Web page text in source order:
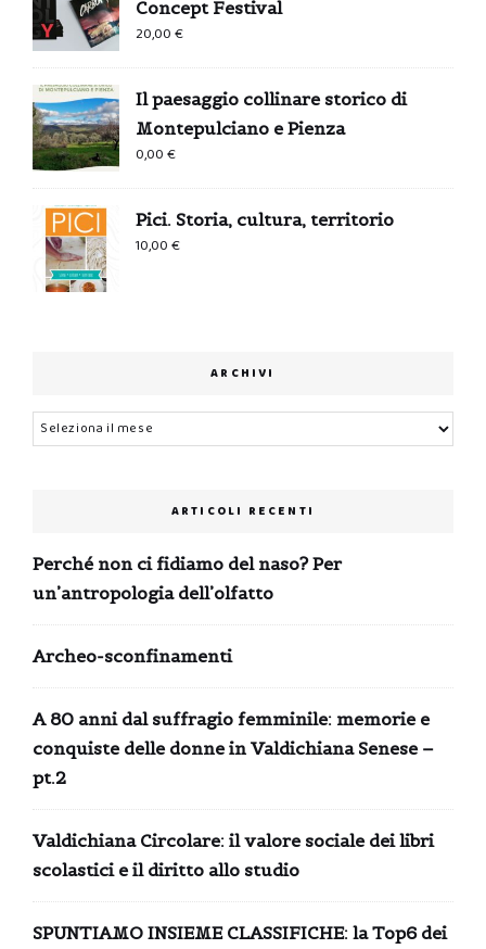
Concept Festival
20,00€
Il paesaggio collinare storico di
Montepulciano e Pienza
0,00€
Pici. Storia, cultura, territorio
10,00€
ARCHIVI
Archivi
ARTICOLI RECENTI
Perché non ci fidiamo del naso? Per
un’antropologia dell’olfatto
Archeo-sconfinamenti
A 80 anni dal suffragio femminile: memorie e
conquiste delle donne in Valdichiana Senese –
pt.2
Valdichiana Circolare: il valore sociale dei libri
scolastici e il diritto allo studio
SPUNTIAMO INSIEME CLASSIFICHE: la Top6 dei